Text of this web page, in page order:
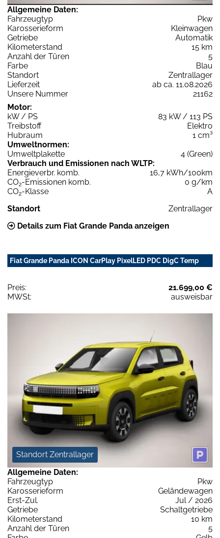
Allgemeine Daten:
Fahrzeugtyp
Pkw
Karosserieform
Kleinwagen
Getriebe
Automatik
Kilometerstand
15 km
Anzahl der Türen
5
Farbe
Blau
Standort
Zentrallager
Lieferzeit
ab ca. 11.08.2026
Unsere Nummer
21162
Motor:
kW / PS
83 kW / 113 PS
Treibstoff
Elektro
Hubraum
1 cm³
Umweltnormen:
Umweltplakette
4 (Green)
Verbrauch und Emissionen nach WLTP:
Energieverbr. komb.
16,7 kWh/100km
CO2-Emissionen komb.
0 g/km
CO2-Klasse
A
Standort
Zentrallager
Details zum Fiat Grande Panda anzeigen
Fiat Grande Panda ICON CarPlay PixelLED PDC DigC Temp
Preis:
21.699,00 €
MWSt:
ausweisbar
Standort Zentrallager
Allgemeine Daten:
Fahrzeugtyp
Pkw
Karosserieform
Geländewagen
Erst-Zul.
Jul / 2026
Getriebe
Schaltgetriebe
Kilometerstand
10 km
Anzahl der Türen
5